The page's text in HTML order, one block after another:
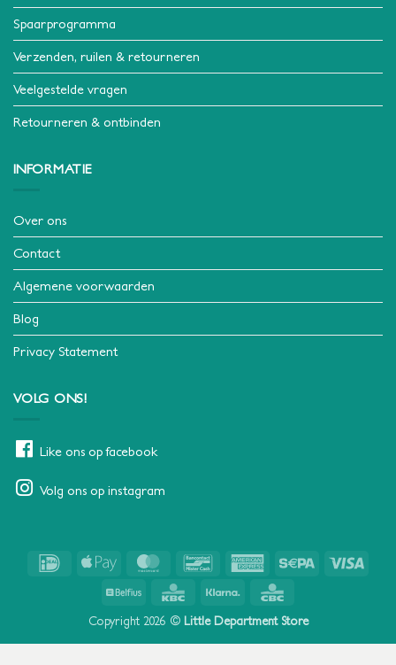
Spaarprogramma
Verzenden, ruilen & retourneren
Veelgestelde vragen
Retourneren & ontbinden
INFORMATIE
Over ons
Contact
Algemene voorwaarden
Blog
Privacy Statement
VOLG ONS!
Like ons op facebook
Volg ons op instagram
IDeal
Apple
MasterCardBancontact American Sepa
Belfius KBC Klarna
Copyright 2026 © Little Department Store